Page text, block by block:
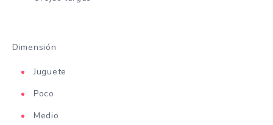
Dimensión
Juguete
Poco
Medio